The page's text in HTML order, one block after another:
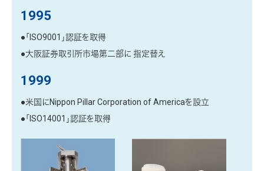
1995
●「ISO9001」認証を取得
●大阪証券取引所市場第二部に 指定替え
1999
●米国にNippon Pillar Corporation of Americaを設立
●「ISO14001」認証を取得